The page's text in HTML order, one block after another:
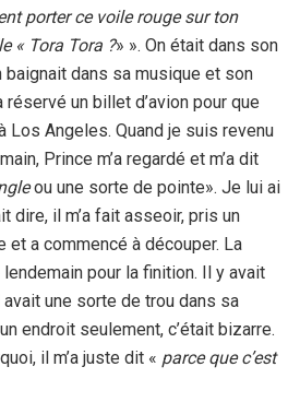
porter ce voile rouge sur ton
« Tora Tora ?» ». On était dans son
baignait dans sa musique et son
réservé un billet d’avion pour que
Los Angeles. Quand je suis revenu
Prince m’a regardé et m’a dit
ou une sorte de pointe». Je lui ai
dire, il m’a fait asseoir, pris un
et a commencé à découper. La
pour la finition. Il y avait
une sorte de trou dans sa
endroit seulement, c’était bizarre.
il m’a juste dit « parce que c’est